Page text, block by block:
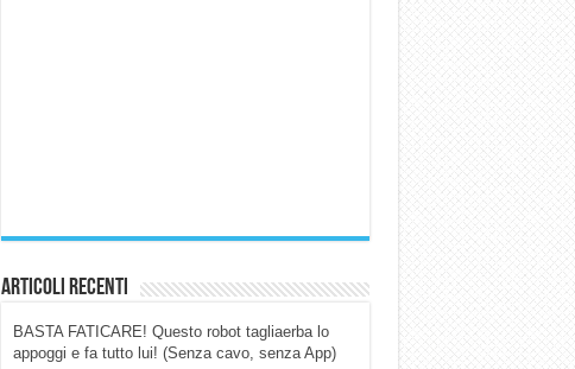
Articoli Recenti
BASTA FATICARE! Questo robot tagliaerba lo
appoggi e fa tutto lui! (Senza cavo, senza App)